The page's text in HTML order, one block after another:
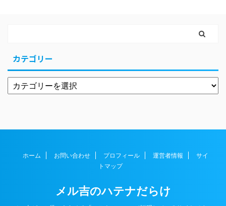
カテゴリー
ホーム お問い合わせ プロフィール 運営者情報
サイ
トマップ
メル吉のハテナだらけ